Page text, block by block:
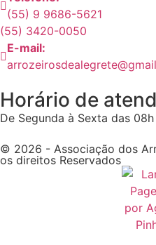
(55) 9 9686-5621
(55) 3420-0050
E-mail:
Horário de
De Segunda à Sexta das
© 2026 - Associação dos
os direitos Reservados